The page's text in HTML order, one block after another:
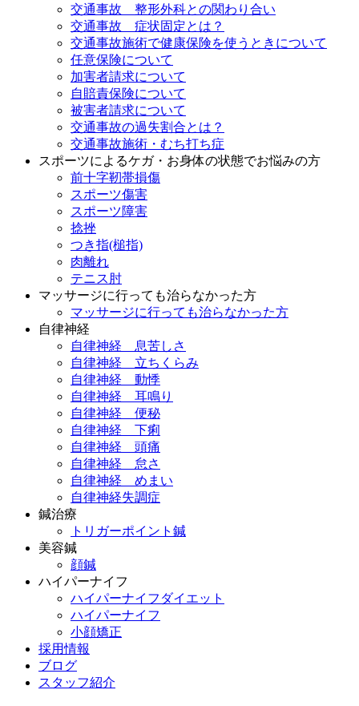
交通事故 整形外科との関わり合い
交通事故 症状固定とは？
交通事故施術で健康保険を使うときについて
任意保険について
加害者請求について
自賠責保険について
被害者請求について
交通事故の過失割合とは？
交通事故施術・むち打ち症
スポーツによるケガ・お身体の状態でお悩みの方
前十字靭帯損傷
スポーツ傷害
スポーツ障害
捻挫
つき指(槌指)
肉離れ
テニス肘
マッサージに行っても治らなかった方
マッサージに行っても治らなかった方
自律神経
自律神経 息苦しさ
自律神経 立ちくらみ
自律神経 動悸
自律神経 耳鳴り
自律神経 便秘
自律神経 下痢
自律神経 頭痛
自律神経 怠さ
自律神経 めまい
自律神経失調症
鍼治療
トリガーポイント鍼
美容鍼
顔鍼
ハイパーナイフ
ハイパーナイフダイエット
ハイパーナイフ
小顔矯正
採用情報
ブログ
スタッフ紹介